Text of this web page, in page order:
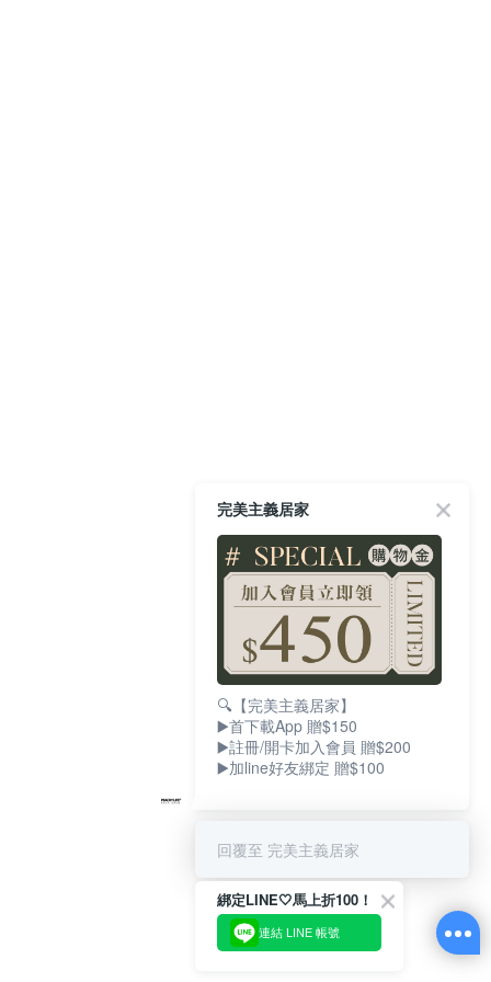
完美主義居家
🔍【完美主義居家】
▶️首下載App 贈$150
▶️註冊/開卡加入會員 贈$200
▶️加line好友綁定 贈$100
回覆至 完美主義居家
綁定LINE🤍馬上折100！
連結 LINE 帳號